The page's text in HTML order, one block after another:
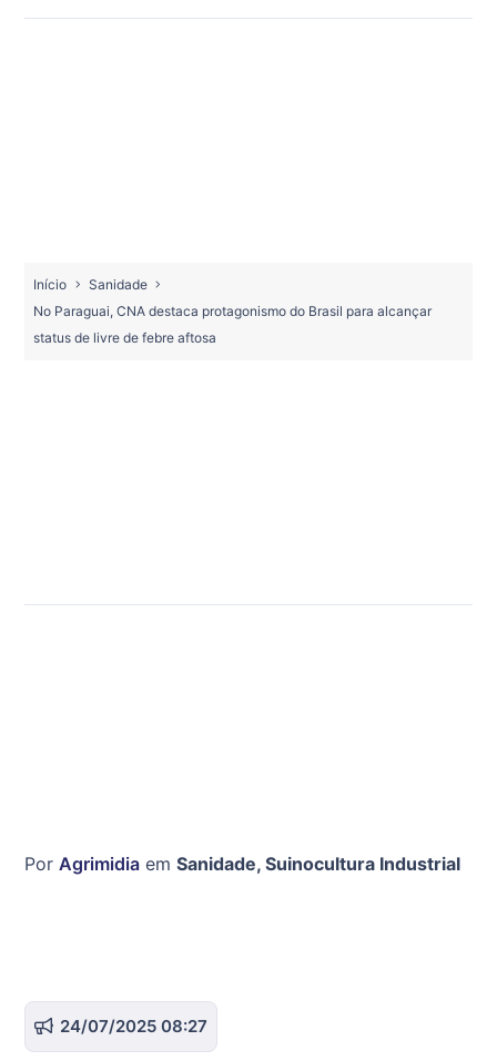
Início
Sanidade
No Paraguai, CNA destaca protagonismo do Brasil para alcançar
status de livre de febre aftosa
Por Agrimidia em Sanidade, Suinocultura Industrial
24/07/2025 08:27